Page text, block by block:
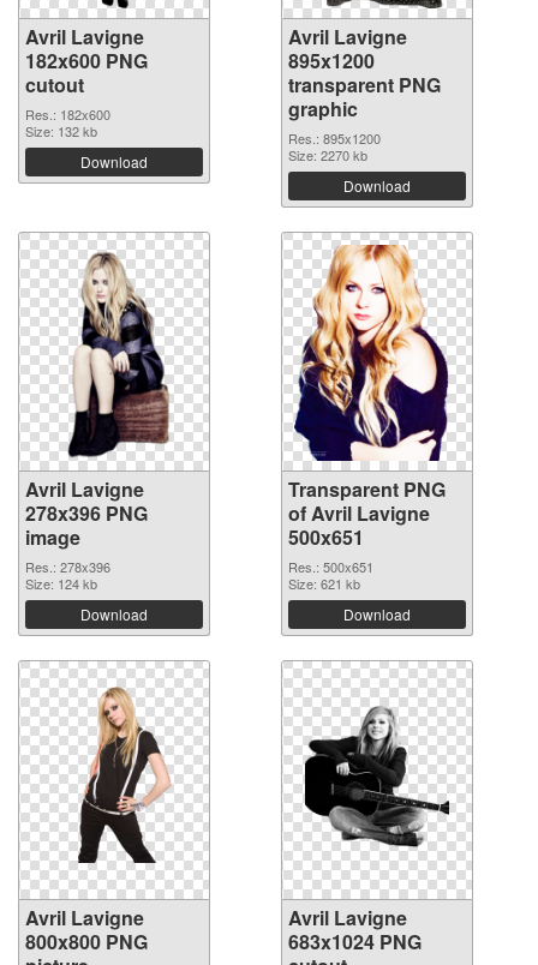
Avril Lavigne
182x600 PNG
cutout
Res.: 182x600
Size: 132 kb
Download
Avril Lavigne
895x1200
transparent PNG
graphic
Res.: 895x1200
Size: 2270 kb
Download
Avril Lavigne
278x396 PNG
image
Res.: 278x396
Size: 124 kb
Download
Transparent PNG
of Avril Lavigne
500x651
Res.: 500x651
Size: 621 kb
Download
Avril Lavigne
800x800 PNG
Avril Lavigne
683x1024 PNG